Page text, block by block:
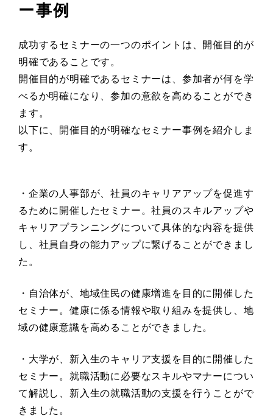
ー事例
成功するセミナーの一つのポイントは、開催目的が
明確であることです。
開催目的が明確であるセミナーは、参加者が何を学
べるか明確になり、参加の意欲を高めることができ
ます。
以下に、開催目的が明確なセミナー事例を紹介しま
す。
・企業の人事部が、社員のキャリアアップを促進す
るために開催したセミナー。社員のスキルアップや
キャリアプランニングについて具体的な内容を提供
し、社員自身の能力アップに繋げることができまし
た。
・自治体が、地域住民の健康増進を目的に開催した
セミナー。健康に係る情報や取り組みを提供し、地
域の健康意識を高めることができました。
・大学が、新入生のキャリア支援を目的に開催した
セミナー。就職活動に必要なスキルやマナーについ
て解説し、新入生の就職活動の支援を行うことがで
きました。